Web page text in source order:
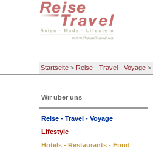
Startseite > Reise - Travel - Voyage >
Wir über uns
Reise - Travel - Voyage
Lifestyle
Hotels - Restaurants - Food